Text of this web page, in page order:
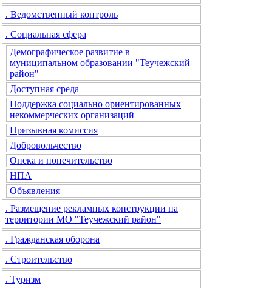
. Ведомственный контроль
. Социальная сфера
Демографическое развитие в
муниципальном образовании "Теучежский
район"
Доступная среда
Поддержка социально ориентированных
некоммерческих организаций
Призывная комиссия
Добровольчество
Опека и попечительство
НПА
Объявления
. Размещение рекламных конструкции на
территории МО "Теучежский район"
. Гражданская оборона
. Строительство
. Туризм